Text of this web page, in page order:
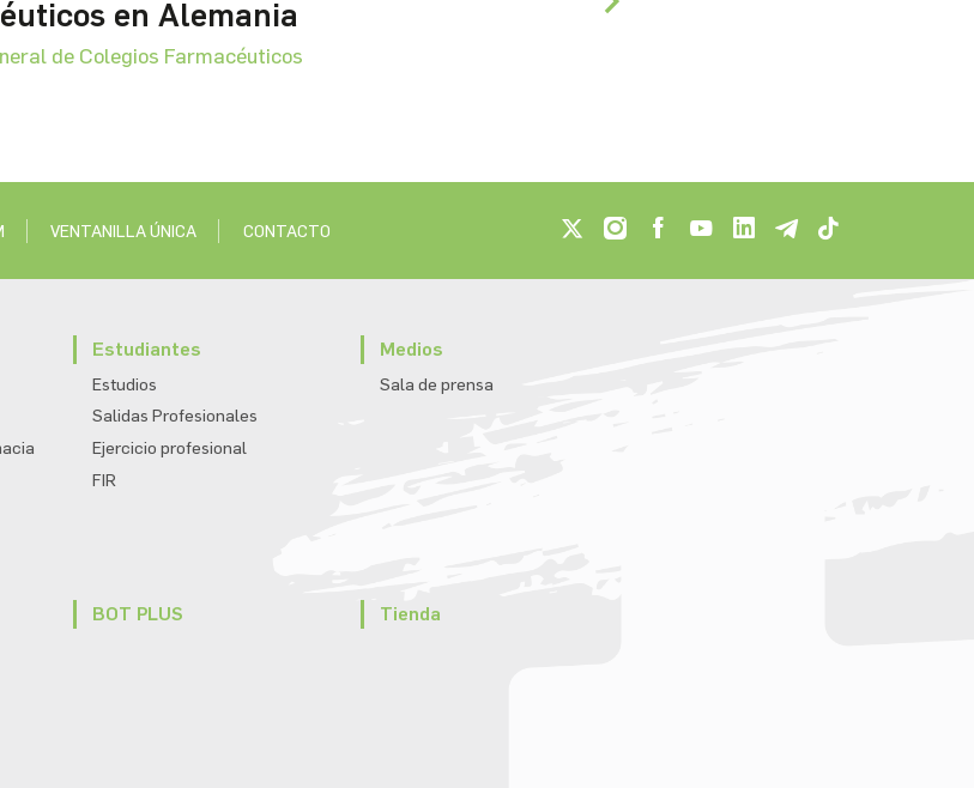
en Alemania
de Colegios Farmacéuticos
VENTANILLA ÚNICA CONTACTO
Estudiantes
Estudios
Salidas Profesionales
Ejercicio profesional
FIR
Medios
Sala de prensa
BOT PLUS Tienda